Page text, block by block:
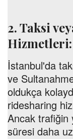
2. Taksi
Hizmetleri:
İstanbul'da
ve
oldukça
ridesharing
Ancak trafiğin
süresi daha